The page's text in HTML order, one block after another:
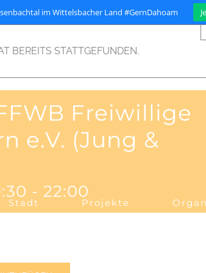
im Wittelsbacher Land #GernDahoam
Stadt Projekte
BEREITS STATTGEFUNDEN.
Freiwillige
e.V. (Jung &
- 22:00